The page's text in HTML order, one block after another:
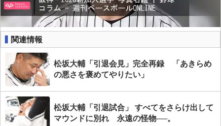
関連情報
松坂大輔「引退会見」完全再録 「あきらめ
の悪さを褒めてやりたい」
松坂大輔「引退試合」 すべてをさらけ出して
マウンドに別れ 永遠の怪物──。